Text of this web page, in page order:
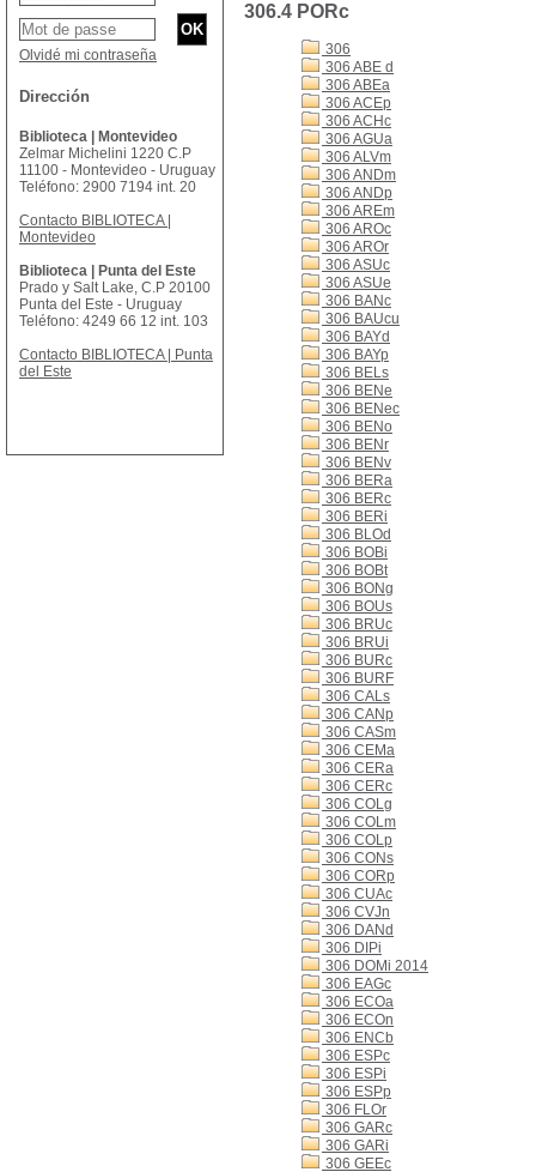
306.4 PORc
306
306 ABE d
306 ABEa
306 ACEp
306 ACHc
306 AGUa
306 ALVm
306 ANDm
306 ANDp
306 AREm
306 AROc
306 AROr
306 ASUc
306 ASUe
306 BANc
306 BAUcu
306 BAYd
306 BAYp
306 BELs
306 BENe
306 BENec
306 BENo
306 BENr
306 BENv
306 BERa
306 BERc
306 BERi
306 BLOd
306 BOBi
306 BOBt
306 BONg
306 BOUs
306 BRUc
306 BRUi
306 BURc
306 BURF
306 CALs
306 CANp
306 CASm
306 CEMa
306 CERa
306 CERc
306 COLg
306 COLm
306 COLp
306 CONs
306 CORp
306 CUAc
306 CVJn
306 DANd
306 DIPi
306 DOMi 2014
306 EAGc
306 ECOa
306 ECOn
306 ENCb
306 ESPc
306 ESPi
306 ESPp
306 FLOr
306 GARc
306 GARi
306 GEEc
Olvidé mi contraseña
Dirección
Biblioteca | Montevideo
Zelmar Michelini 1220 C.P
11100 - Montevideo - Uruguay
Teléfono: 2900 7194 int. 20
Contacto BIBLIOTECA |
Montevideo
Biblioteca | Punta del Este
Prado y Salt Lake, C.P 20100
Punta del Este - Uruguay
Teléfono: 4249 66 12 int. 103
Contacto BIBLIOTECA | Punta
del Este